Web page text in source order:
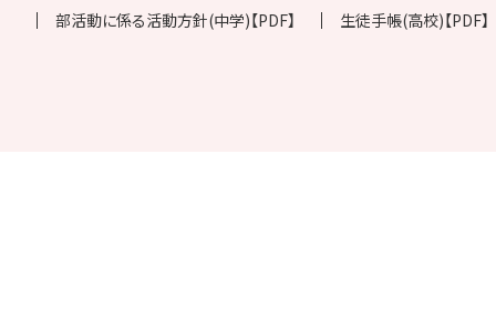
部活動に係る活動方針(中学)【PDF】
生徒手帳(高校)【PDF】